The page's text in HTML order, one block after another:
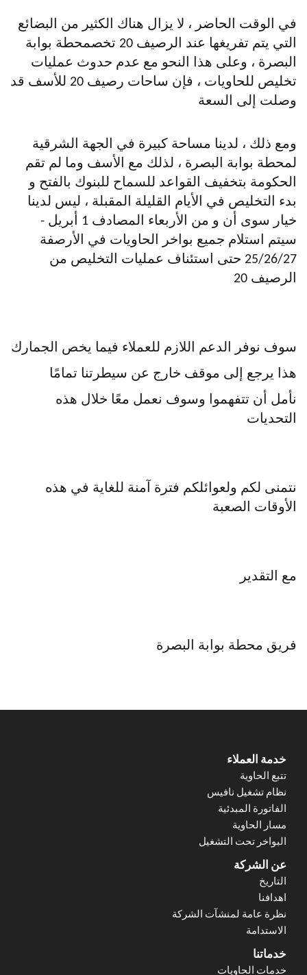
في الوقت الحاضر ، لا يزال هناك الكثير من البضائع
التي يتم تفريغها عند الرصيف 20 تخصمحطة بوابة
البصرة ، وعلى هذا النحو مع عدم حدوث عمليات
تخليص للحاويات ، فإن ساحات رصيف 20 للأسف قد
وصلت إلى السعة
ومع ذلك ، لدينا مساحة كبيرة في الجهة الشرقية
لمحطة بوابة البصرة ، لذلك مع الأسف وما لم تقم
الحكومة بتخفيف القواعد للسماح للبنوك بالفتح و
بدء التخليص في الأيام القليلة المقبلة ، ليس لدينا
خيار سوى أن و من الأربعاء المصادف 1 أبريل -
سيتم استلام جميع بواخر الحاويات في الأرصفة
25/26/27 حتى استئناف عمليات التخليص من
الرصيف 20
سوف نوفر الدعم اللازم للعملاء فيما يخص الجمارك
هذا يرجع إلى موقف خارج عن سيطرتنا تمامًا
نأمل أن تتفهموا وسوف نعمل معًا خلال هذه
التحديات
نتمنى لكم ولعوائلكم فترة آمنة للغاية في هذه
الأوقات الصعبة
مع التقدير
فريق محطة بوابة البصرة
M
خدمة العملاء
تتبع الحاوية
نظام تشغيل نافيس
الفاتورة المبدئية
مسار الحاوية
البواخر تحت التشغيل
عن الشركة
التاريخ
اهدافنا
نظرة عامة لمنشآت الشركة
الاستدامة
خدماتنا
خدمات الحاويات